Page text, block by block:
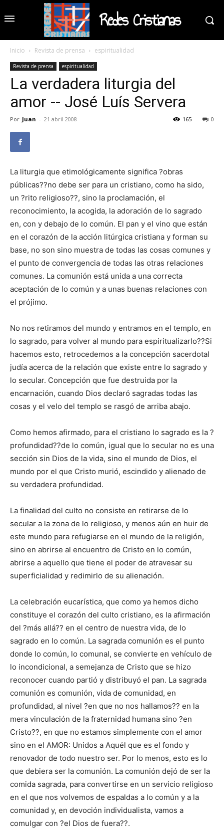
Redes Cristianas
Inicio Revista de prensa espiritualidad
Revista de prensa espiritualidad
La verdadera liturgia del
amor -- José Luís Servera
Por Juan - 21 abril 2008 0
165
La liturgia que etimológicamente significa ?obras
públicas??no debe ser para un cristiano, como ha sido,
un ?rito religioso??, sino la proclamación, el
reconocimiento, la acogida, la adoración de lo sagrado
en, con y debajo de lo común. El pan y el vino que están
en el corazón de la acción litúrgica cristiana y forman su
base, no son sino muestra de todas las cosas comunes y
el punto de convergencia de todas las otras relaciones
comunes. La comunión está unida a una correcta
aceptación de lo común y a unas buenas relaciones con
el prójimo.
No nos retiramos del mundo y entramos en el templo, en
lo sagrado, para volver al mundo para espiritualizarlo??Si
hacemos esto, retrocedemos a la concepción sacerdotal
judía acerca de la relación que existe entre lo sagrado y
lo secular. Concepción que fue destruida por la
encarnación, cuando Dios declaró sagradas todas las
cosas y el velo del templo se rasgó de arriba abajo.
Como hemos afirmado, para el cristiano lo sagrado es la ?
profundidad??de lo común, igual que lo secular no es una
sección sin Dios de la vida, sino el mundo de Dios, el
mundo por el que Cristo murió, escindido y alienado de
su verdadera profundidad.
La finalidad del culto no consiste en retirarse de lo
secular a la zona de lo religioso, y menos aún en huir de
este mundo para refugiarse en el mundo de la religión,
sino en abrirse al encuentro de Cristo en lo común,
abrirse a aquello que tiene el poder de atravesar su
superficialidad y redimirlo de su alienación.
La celebración eucarística, que como ya hemos dicho
constituye el corazón del culto cristiano, es la afirmación
del ?más allá?? en el centro de nuestra vida, de lo
sagrado en lo común. La sagrada comunión es el punto
donde lo común, lo comunal, se convierte en vehículo de
lo incondicional, a semejanza de Cristo que se hizo
reconocer cuando partió y distribuyó el pan. La sagrada
comunión es comunión, vida de comunidad, en
profundidad, al nivel ?en que no nos hallamos?? en la
mera vinculación de la fraternidad humana sino ?en
Cristo??, en que no estamos simplemente con el amor
sino en el AMOR: Unidos a Aquél que es el fondo y
renovador de todo nuestro ser. Por lo menos, esto es lo
que debiera ser la comunión. La comunión dejó de ser la
comida sagrada, para convertirse en un servicio religioso
en el que nos volvemos de espaldas a lo común y a la
comunidad y, en devoción individualista, vamos a
comulgar con ?el Dios de fuera??.